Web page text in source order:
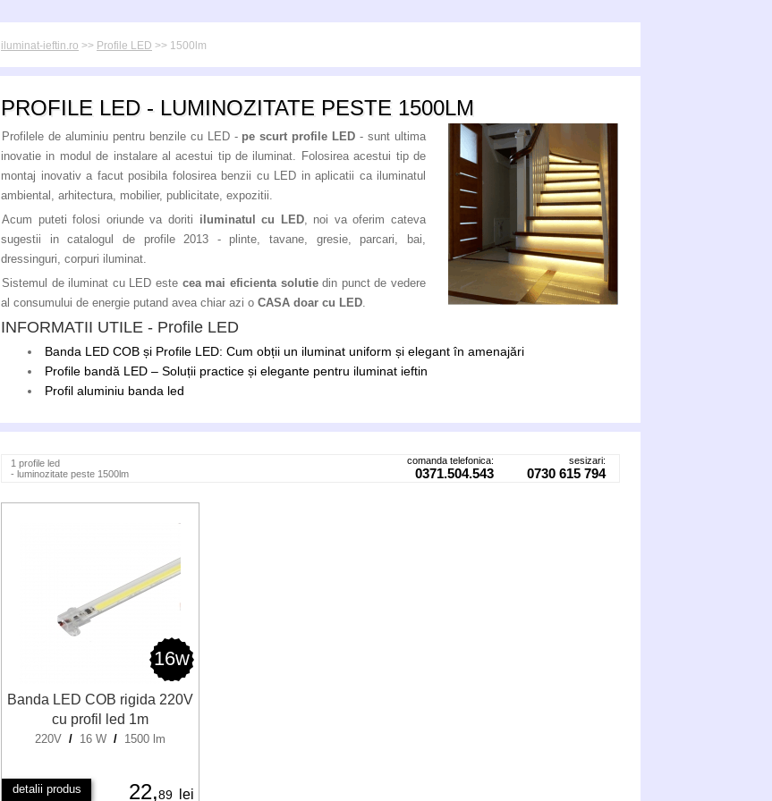
iluminat-ieftin.ro >> Profile LED >> 1500lm
PROFILE LED - LUMINOZITATE PESTE 1500LM
Profilele de aluminiu pentru benzile cu LED - pe scurt profile LED - sunt ultima
inovatie in modul de instalare al acestui tip de iluminat. Folosirea acestui tip de
montaj inovativ a facut posibila folosirea benzii cu LED in aplicatii ca iluminatul
ambiental, arhitectura, mobilier, publicitate, expozitii.
Acum puteti folosi oriunde va doriti iluminatul cu LED, noi va oferim cateva
sugestii in catalogul de profile 2013 - plinte, tavane, gresie, parcari, bai,
dressinguri, corpuri iluminat.
Sistemul de iluminat cu LED este cea mai eficienta solutiedin punct de vedere
al consumului de energie putand avea chiar azi o CASA doar cu LED.
INFORMATII UTILE - Profile LED
Banda LED COB și Profile LED: Cum obții un iluminat uniform și elegant în amenajări
Profile bandă LED – Soluții practice și elegante pentru iluminat ieftin
Profil aluminiu banda led
1 profile led
- luminozitate peste 1500lm
comanda telefonica:
0371.504.543
sesizari:
0730 615 794
16w
Banda LED COB rigida 220V
cu profil led 1m
220V / 16 W / 1500 lm
detalii produs 22,89 lei